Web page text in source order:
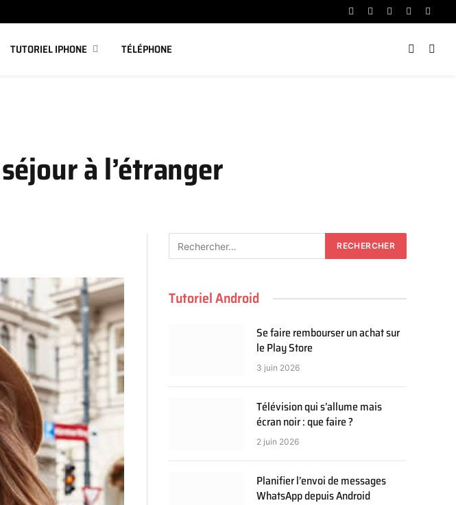
Facebook
X
Instagram
YouTube
TUTORIEL IPHONE TÉLÉPHONE
à l’étranger
Tutoriel Android
Se faire rembourser un achat sur
le Play Store
3 juin 2026
Télévision qui s’allume mais
écran noir : que faire ?
2 juin 2026
Planifier l’envoi de messages
WhatsApp depuis Android